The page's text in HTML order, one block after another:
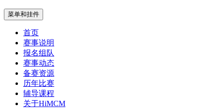
菜单和挂件
首页
赛事说明
报名组队
赛事动态
备赛资源
历年比赛
辅导课程
关于HiMCM